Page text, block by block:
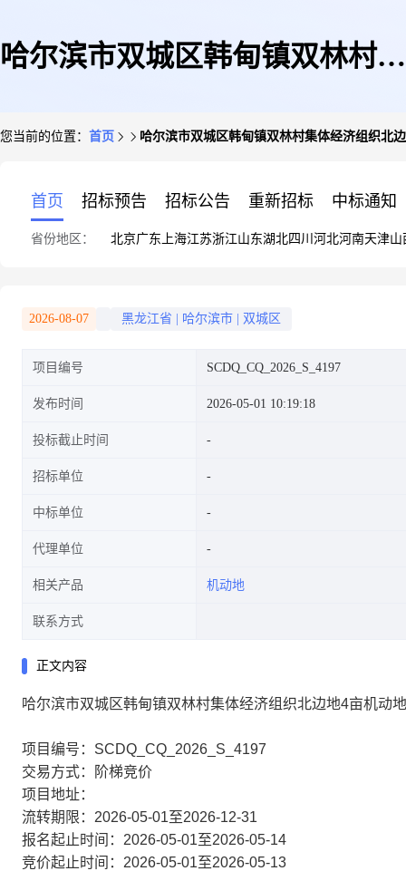
哈尔滨市双城区韩甸镇双林村集
您当前的位置： 首页 哈尔滨市双城区韩甸镇双林村集体经济组织北
首页 招标预告 招标公告 重新招标 中标通知
省份地区： 北京广东 上海江苏浙江山东湖北四川 河北河南天津山
2026-08-07 黑龙江省 哈尔滨市 双城区
项目编号 SCDQ_CQ_2026_S_4197
发布时间 2026-05-01 10:19:18
投标截止时间
招标单位
中标单位
代理单位
相关产品 机动地
联系方式
正文内容
哈尔滨市双城区韩甸镇双林村集体经济组织北边地4亩机动地
项目编号：SCDQ_CQ_2026_S_4197
交易方式：阶梯竞价
项目地址：
流转期限：2026-05-01至2026-12-31
报名起止时间：2026-05-01至2026-05-14
竞价起止时间：2026-05-01至2026-05-13